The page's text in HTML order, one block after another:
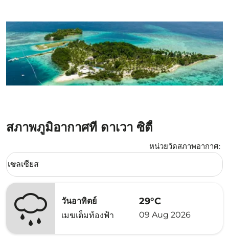
สภาพภูมิอากาศที่ ดาเวา ซิตี้
หน่วยวัดสภาพอากาศ:
Weather unit option เซลเซียส Selected
เซลเซียส
keyboard_arrow_down
วันอาทิตย์
เมฆเต็มท้องฟ้า
29°C
09 Aug 2026